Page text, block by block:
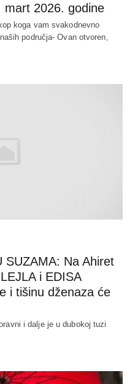
mart 2026. godine
koga vam svakodnevno
područja- Ovan otvoren,
SUZAMA: Na Ahiret
i EDISA
i tišinu dženaza će
i dalje je u dubokoj tuzi